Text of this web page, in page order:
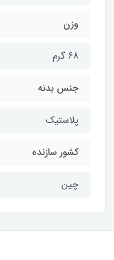
وزن
68 گرم
جنس بدنه
پلاستیک
کشور سازنده
چین